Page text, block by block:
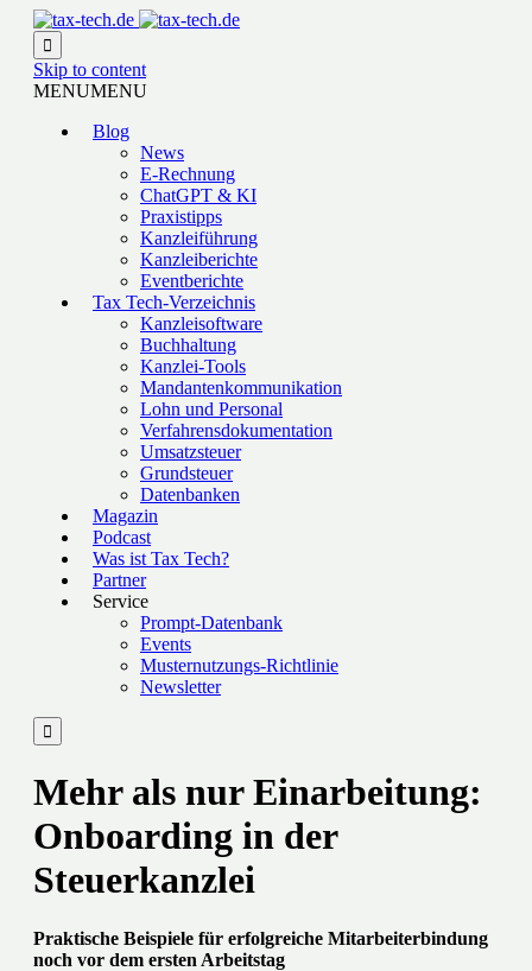

Skip to content
MENUMENU
Blog
News
E-Rechnung
ChatGPT & KI
Praxistipps
Kanzleiführung
Kanzleiberichte
Eventberichte
Tax Tech-Verzeichnis
Kanzleisoftware
Buchhaltung
Kanzlei-Tools
Mandantenkommunikation
Lohn und Personal
Verfahrensdokumentation
Umsatzsteuer
Grundsteuer
Datenbanken
Magazin
Podcast
Was ist Tax Tech?
Partner
Service
Prompt-Datenbank
Events
Musternutzungs-Richtlinie
Newsletter

Mehr als nur Einarbeitung:
Onboarding in der
Steuerkanzlei
Praktische Beispiele für erfolgreiche Mitarbeiterbindung
noch vor dem ersten Arbeitstag